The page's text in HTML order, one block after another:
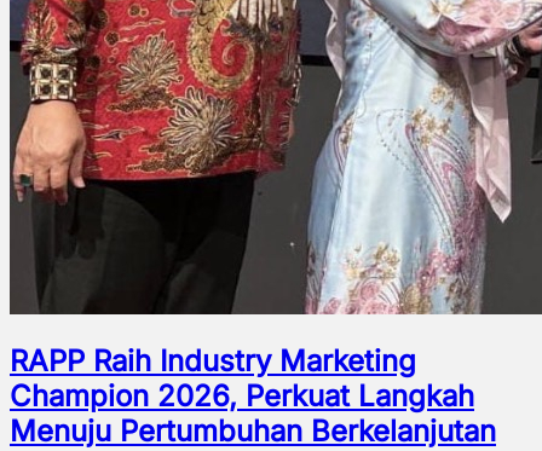
RAPP Raih Industry Marketing
Champion 2026, Perkuat Langkah
Menuju Pertumbuhan Berkelanjutan